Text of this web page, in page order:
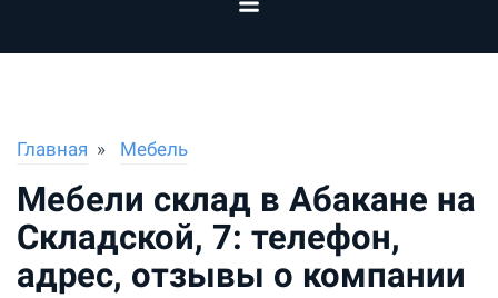
Главная Мебель
Мебели склад в Абакане на
Складской, 7: телефон,
адрес, отзывы о компании